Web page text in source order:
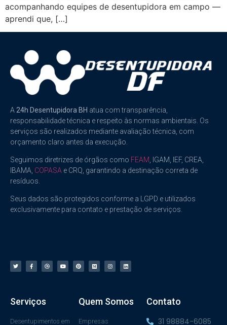
acompanhando equipes de desentupidora em campo —
aprendi que, […]
A 24h Desentupidora BH atua com transparência,
responsabilidade técnica e respeito às normas ambientais. Os
serviços são realizados mediante avaliação técnica, com
orçamento claro antes da execução.
Seguimos diretrizes de órgãos como FEAM , IGAM, IEF, CREA,
IBAMA, COPASA e CRQ, garantindo a destinação correta de
resíduos.
Seus dados são protegidos conforme a LGPD e utilizados
exclusivamente para contato e prestação de serviços.
Serviços
Desentupimentos em
Quem Somos
Empresas
Contato
31 98884-6085